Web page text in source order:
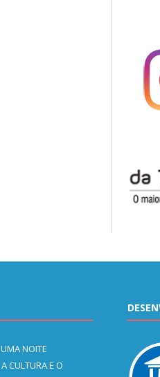
NOITE
CULTURA E O